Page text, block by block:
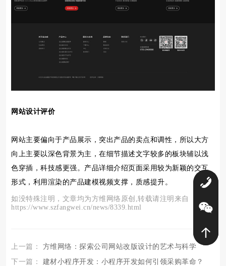
网站设计评价
网站主要偏向于产品展示，突出产品的卖点和调性，所以大方
向上主要以深色背景为主，在细节描述文字较多的板块辅以浅
色穿插，科技感更强。产品详细介绍页面采用较为新颖的交互
形式，利用渲染的产品建模视频支撑，质感提升。
如没特殊注明，文章均为方维网络原创,转载请注明来自
https://www.szfangwei.cn/news/8339.html
上一篇： 方维网络：探索公司网站改版设计的艺术与科学
下一篇： 建材小程序开发：小程序开发如何引领采购革命？